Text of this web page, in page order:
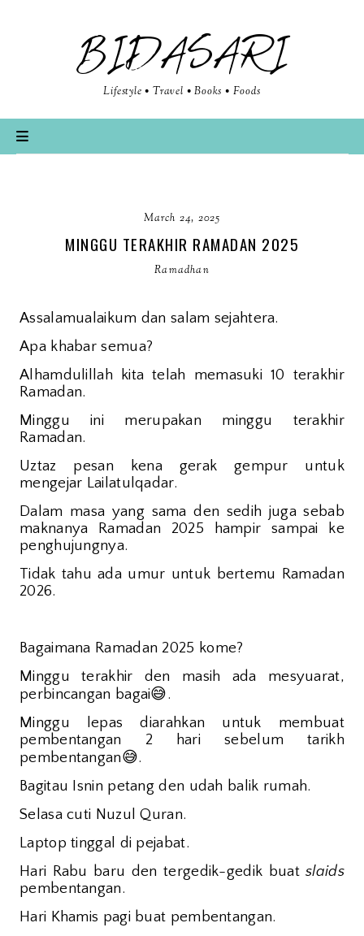
BIDASARI
Lifestyle • Travel • Books • Foods
March 24, 2025
MINGGU TERAKHIR RAMADAN 2025
Ramadhan
Assalamualaikum dan salam sejahtera.
Apa khabar semua?
Alhamdulillah kita telah memasuki 10 terakhir
Ramadan.
Minggu ini merupakan minggu terakhir
Ramadan.
Uztaz pesan kena gerak gempur untuk
mengejar Lailatulqadar.
Dalam masa yang sama den sedih juga sebab
maknanya Ramadan 2025 hampir sampai ke
penghujungnya.
Tidak tahu ada umur untuk bertemu Ramadan
2026.
Bagaimana Ramadan 2025 kome?
Minggu terakhir den masih ada mesyuarat,
perbincangan bagai😅.
Minggu lepas diarahkan untuk membuat
pembentangan 2 hari sebelum tarikh
pembentangan😅.
Bagitau Isnin petang den udah balik rumah.
Selasa cuti Nuzul Quran.
Laptop tinggal di pejabat.
Hari Rabu baru den tergedik-gedik buatslaids
pembentangan.
Hari Khamis pagi buat pembentangan.